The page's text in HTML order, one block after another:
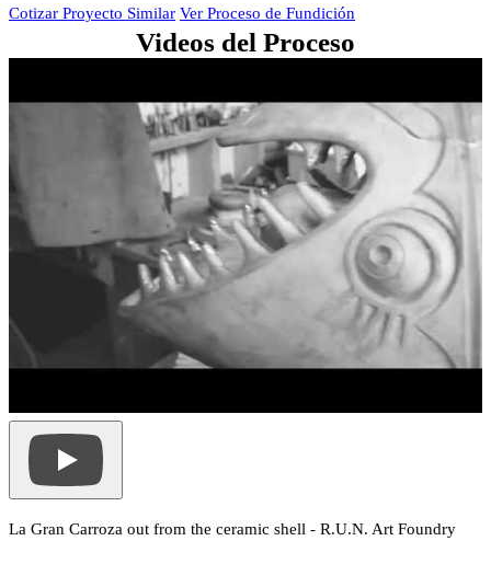
Cotizar Proyecto Similar Ver Proceso de Fundición
Videos del Proceso
La Gran Carroza out from the ceramic shell - R.U.N. Art Foundry